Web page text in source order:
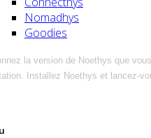
Nomadhys
Goodies
la version de Noethys que
Installez Noethys et lancez-